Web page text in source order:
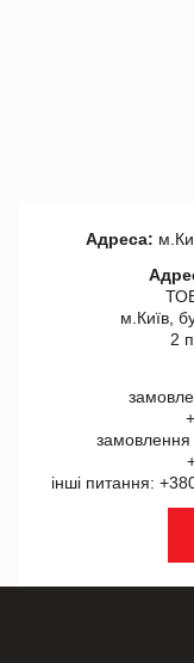
Адреса:
м.Київ,
2
замовлення
інші питання: